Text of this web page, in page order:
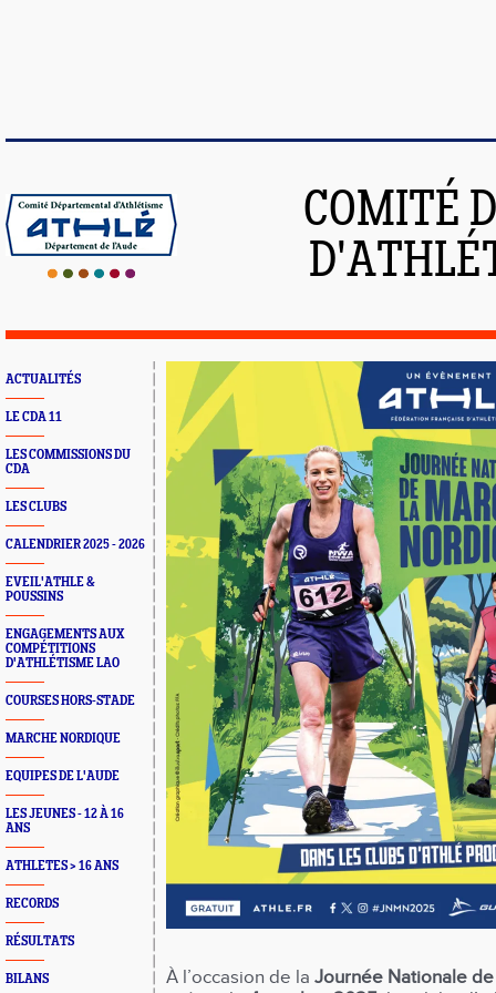
COMITÉ
ACTUALITÉS
LE CDA 11
LES COMMISSIONS DU
CDA
LES CLUBS
CALENDRIER 2025 - 2026
EVEIL'ATHLE &
POUSSINS
ENGAGEMENTS AUX
COMPÉTITIONS
D'ATHLÉTISME LAO
COURSES HORS-STADE
MARCHE NORDIQUE
EQUIPES DE L'AUDE
LES JEUNES - 12 À 16
ANS
ATHLETES > 16 ANS
RECORDS
RÉSULTATS
BILANS À l’occasion de la Journée Nationale